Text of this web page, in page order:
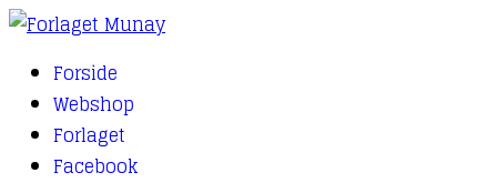
Forside
Webshop
Forlaget
Facebook